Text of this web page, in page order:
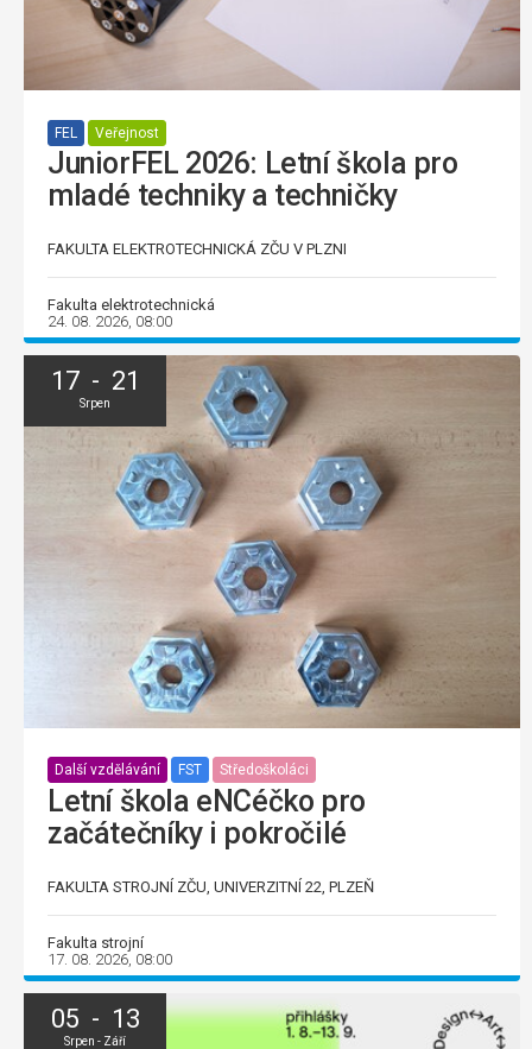
FEL Veřejnost
JuniorFEL 2026: Letní škola pro
mladé techniky a techničky
FAKULTA ELEKTROTECHNICKÁ ZČU V PLZNI
Fakulta elektrotechnická
24. 08. 2026, 08:00
17 - 21
Srpen
Další vzdělávání FST Středoškoláci
Letní škola eNCéčko pro
začátečníky i pokročilé
FAKULTA STROJNÍ ZČU, UNIVERZITNÍ 22, PLZEŇ
Fakulta strojní
17. 08. 2026, 08:00
05 - 13
Srpen - Září